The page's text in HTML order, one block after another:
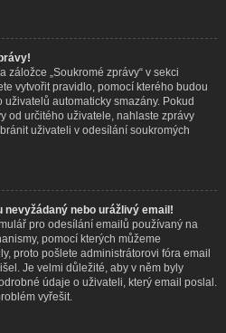
záložce „Soukromé zprávy“ v sekci
vytvořit pravidlo, pomocí kterého budou
automaticky smazány. Pokud
od určitého uživatele, nahlaste zprávy
uživateli v odesílání soukromých
nevyžádaný nebo urážlivý email!
pro odesílání emailů používaný na
pomocí kterých můžeme
proto pošlete administrátorovi fóra email
Je velmi důležité, aby v něm byly
údaje o uživateli, který email poslal.
vyřešit.